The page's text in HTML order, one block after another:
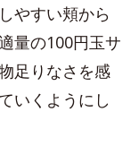
やすい頬から
量の100円玉サ
足りなさを感
いくようにし